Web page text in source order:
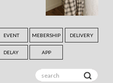
EVENT MEBERSHIP DELIVERY
DELAY APP